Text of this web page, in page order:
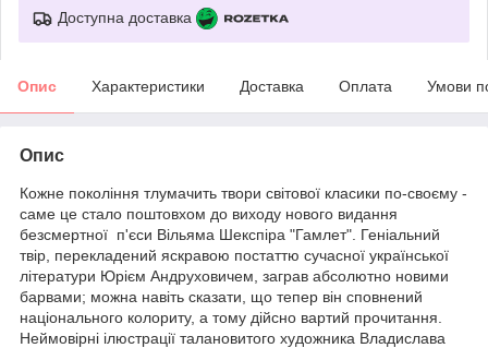
Доступна доставка
Опис Характеристики Доставка Оплата Умови
Опис
Кожне покоління тлумачить твори світової класики по-своєму -
саме це стало поштовхом до виходу нового видання
безсмертної п'єси Вільяма Шекспіра "Гамлет". Геніальний
твір, перекладений яскравою постаттю сучасної української
літератури Юрієм Андруховичем, заграв абсолютно новими
барвами; можна навіть сказати, що тепер він сповнений
національного колориту, а тому дійсно вартий прочитання.
Неймовірні ілюстрації талановитого художника Владислава